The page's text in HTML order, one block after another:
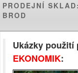
PRODEJNÍ
BROD
Ukázky
EKONOMIK: